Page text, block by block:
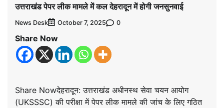
उत्तराखंड पेपर लीक मामले में कल देहरादून में होगी जनसुनवाई
News Desk October 7, 2025 0
Share Now
Share Nowदेहरादून: उत्तराखंड अधीनस्थ सेवा चयन आयोग
(UKSSSC) की परीक्षा में पेपर लीक मामले की जांच के लिए गठित